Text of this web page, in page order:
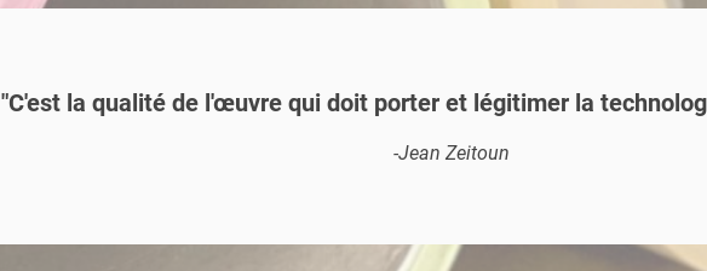
"C'est la qualité de l'œuvre qui doit porter et légitimer la
-Jean Zeitoun